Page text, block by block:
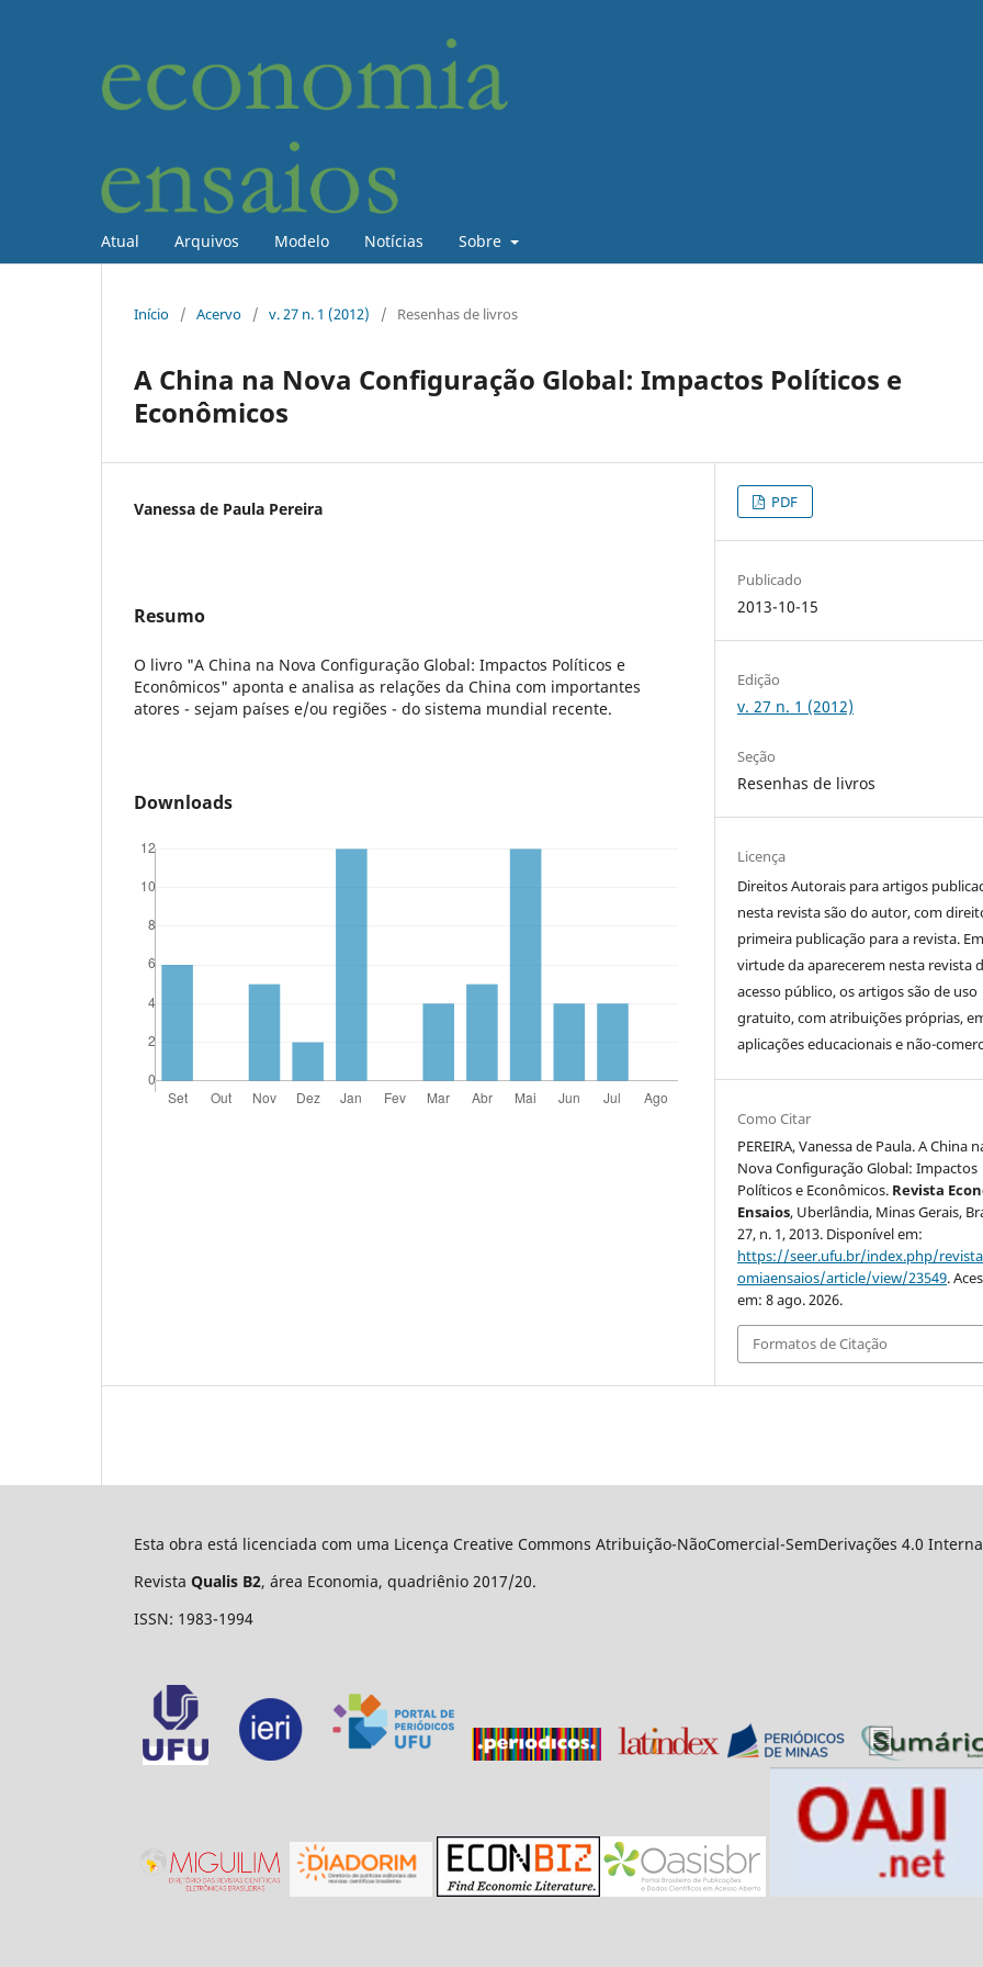
Atual Arquivos Modelo Notícias Sobre
Início / Acervo / v. 27 n. 1 (2012) / Resenhas de livros
A China na Nova Configuração Global: Impactos Políticos e
Econômicos
Vanessa de Paula Pereira
Resumo
O livro "A China na Nova Configuração Global: Impactos Políticos e
Econômicos" aponta e analisa as relações da China com importantes
atores - sejam países e/ou regiões - do sistema mundial recente.
Downloads
PDF
Publicado
2013-10-15
Edição
v. 27 n. 1 (2012)
Seção
Resenhas de livros
Licença
Direitos Autorais para artigos
nesta revista são do autor, com
primeira publicação para a revista. Em
virtude da aparecerem nesta revista
acesso público, os artigos são de uso
gratuito, com atribuições próprias,
aplicações educacionais e não-
Como Citar
PEREIRA, Vanessa de Paula. A China
Nova Configuração Global: Impactos
Políticos e Econômicos. Revista
Ensaios, Uberlândia, Minas Gerais,
27, n. 1, 2013. Disponível em:
https://seer.ufu.br/index.php/
omiaensaios/article/view/23549.
em: 8 ago. 2026.
Formatos de Citação
Esta obra está licenciada com uma Licença Creative Commons Atribuição-NãoComercial-SemDerivações 4.0
Revista Qualis B2, área Economia, quadriênio 2017/20.
ISSN: 1983-1994